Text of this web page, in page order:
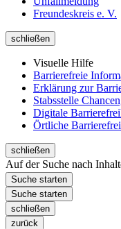
Freundeskreis e. V.
schließen
Visuelle Hilfe
Barrierefreie
Erklärung zur
Stabsstelle
Digitale
Örtliche
schließen
Auf der Suche nach
schließen
zurück